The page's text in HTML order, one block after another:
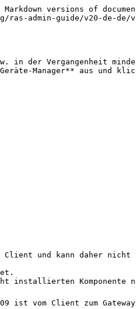
versions of
admin-guide/v20-de-de/
in der Vergangenheit
Manager** aus und
und kann daher nicht
Komponente
vom Client zum